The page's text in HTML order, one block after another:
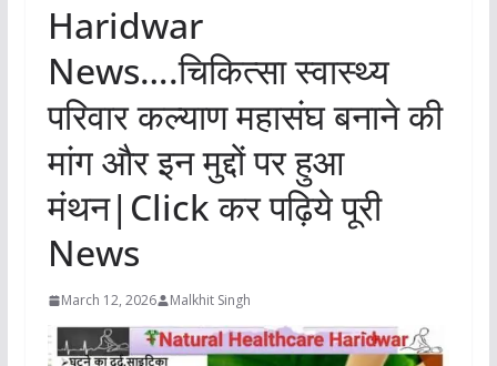
Haridwar
News….चिकित्सा स्वास्थ्य
परिवार कल्याण महासंघ बनाने की
मांग और इन मुद्दों पर हुआ
मंथन|Click कर पढ़िये पूरी
News
March 12, 2026 Malkhit Singh